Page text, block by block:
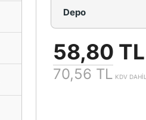
Depo
58,80 TL
70,56 TL KDV DAHİL